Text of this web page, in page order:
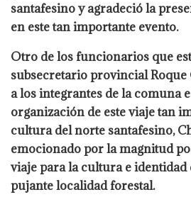
santafesino y agradeció la
en este tan importante evento.
Otro de los funcionarios que
subsecretario provincial Roque
a los integrantes de la comuna
organización de este viaje tan
cultura del norte santafesino,
emocionado por la magnitud
viaje para la cultura e identidad
pujante localidad forestal.